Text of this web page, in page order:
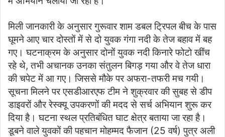
मिली जानकारी के अनुसार गुरूवार शाम डबल ट्रिपल बीच के पास
घूमने आए चार दोस्तों में से दो युवक गंगा नदी के तेज बहाव में बह
गए। घटनाक्रम के अनुसार दोनों युवक नदी किनारे फोटो खींच
रहे थे, तभी अचानक उनका संतुलन बिगड़ गया और वे तेज धारा
की चपेट में आ गए। जिससे मौके पर अफरा-तफरी मच गयी।
सूचना मिलने पर एसडीआरएफ टीम ने शुक्रवार की सुबह से डीप
डाइवरों और रेस्क्यू उपकरणों की मदद से सर्च अभियान शुरू कर
दिया है। घटना स्थल प्रतिबंधित घाट क्षेत्र बताया जा रहा है।
डूबने वाले युवकों की पहचान मोहम्मद फैजान (25 वर्ष) पुत्र अली